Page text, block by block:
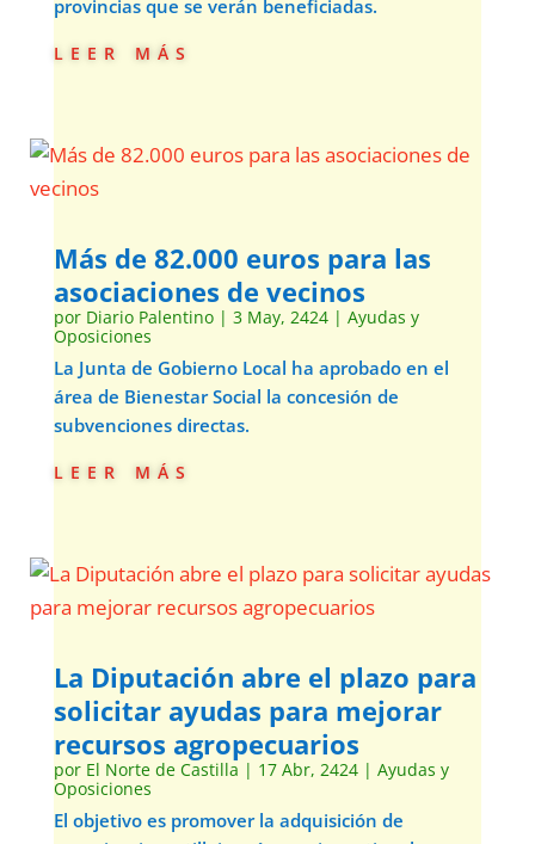
provincias que se verán beneficiadas.
leer más
Más de 82.000 euros para las
asociaciones de vecinos
por Diario Palentino| 3 May, 2424| Ayudas y
Oposiciones
La Junta de Gobierno Local ha aprobado en el
área de Bienestar Social la concesión de
subvenciones directas.
leer más
La Diputación abre el plazo para
solicitar ayudas para mejorar
recursos agropecuarios
por El Norte de Castilla | 17 Abr, 2424| Ayudas y
Oposiciones
El objetivo es promover la adquisición de